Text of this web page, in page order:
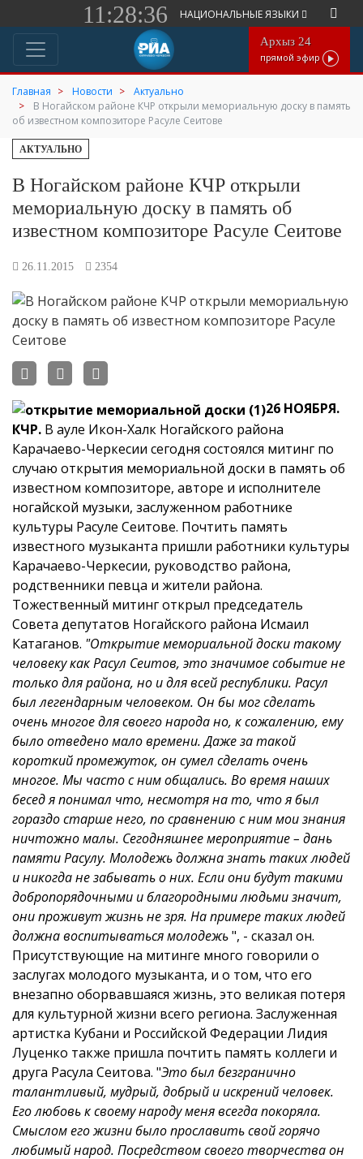
11:28:36 НАЦИОНАЛЬНЫЕ ЯЗЫКИ
Архыз 24
прямой эфир
Главная Новости
Актуально
В Ногайском районе КЧР открыли мемориальную доску в память
об известном композиторе Расуле Сеитове
АКТУАЛЬНО
В Ногайском районе КЧР открыли
мемориальную доску в память об
известном композиторе Расуле Сеитове
26.11.2015 2354
26 НОЯБРЯ.
КЧР. В ауле Икон-Халк Ногайского района
Карачаево-Черкесии сегодня состоялся митинг по
случаю открытия мемориальной доски в память об
известном композиторе, авторе и исполнителе
ногайской музыки, заслуженном работнике
культуры Расуле Сеитове. Почтить память
известного музыканта пришли работники культуры
Карачаево-Черкесии, руководство района,
родственники певца и жители района.
Тожественный митинг открыл председатель
Совета депутатов Ногайского района Исмаил
Катаганов. "Открытие мемориальной доски такому
человеку как Расул Сеитов, это значимое событие не
только для района, но и для всей республики. Расул
был легендарным человеком. Он бы мог сделать
очень многое для своего народа но, к сожалению, ему
было отведено мало времени. Даже за такой
короткий промежуток, он сумел сделать очень
многое. Мы часто с ним общались. Во время наших
бесед я понимал что, несмотря на то, что я был
гораздо старше него, по сравнению с ним мои знания
ничтожно малы. Сегодняшнее мероприятие – дань
памяти Расулу. Молодежь должна знать таких людей
и никогда не забывать о них. Если они будут такими
добропорядочными и благородными людьми значит,
они проживут жизнь не зря. На примере таких людей
должна воспитываться молодежь", - сказал он.
Присутствующие на митинге много говорили о
заслугах молодого музыканта, и о том, что его
внезапно оборвавшаяся жизнь, это великая потеря
для культурной жизни всего региона. Заслуженная
артистка Кубани и Российской Федерации Лидия
Луценко также пришла почтить память коллеги и
друга Расула Сеитова. "Это был безгранично
талантливый, мудрый, добрый и искрений человек.
Его любовь к своему народу меня всегда покоряла.
Смыслом его жизни было прославить свой горячо
любимый народ. Посредством своего творчества он